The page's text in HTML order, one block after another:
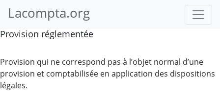
Lacompta.org
Provision réglementée
Provision qui ne correspond pas à l’objet normal d’une
provision et comptabilisée en application des dispositions
légales.